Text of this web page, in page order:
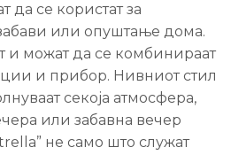
да се користат за
или опуштање дома.
и можат да се комбинираат
и прибор. Нивниот стил
секоја атмосфера,
или забавна вечер
не само што служат